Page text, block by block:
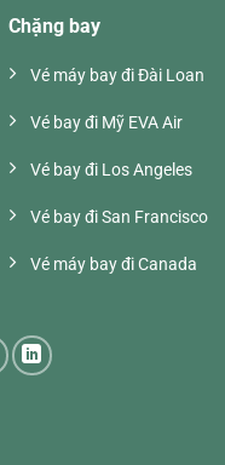
Chặng bay
Vé máy bay đi Đài Loan
Vé bay đi Mỹ EVA Air
Vé bay đi Los Angeles
Vé bay đi San Francisco
Vé máy bay đi Canada